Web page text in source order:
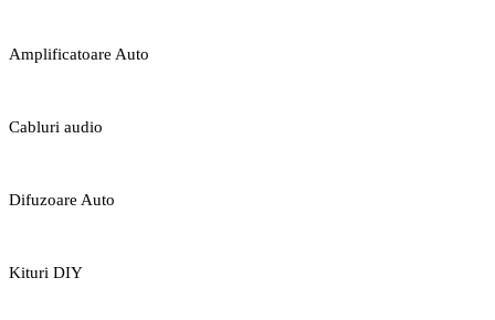
Amplificatoare Auto
Cabluri audio
Difuzoare Auto
Kituri DIY